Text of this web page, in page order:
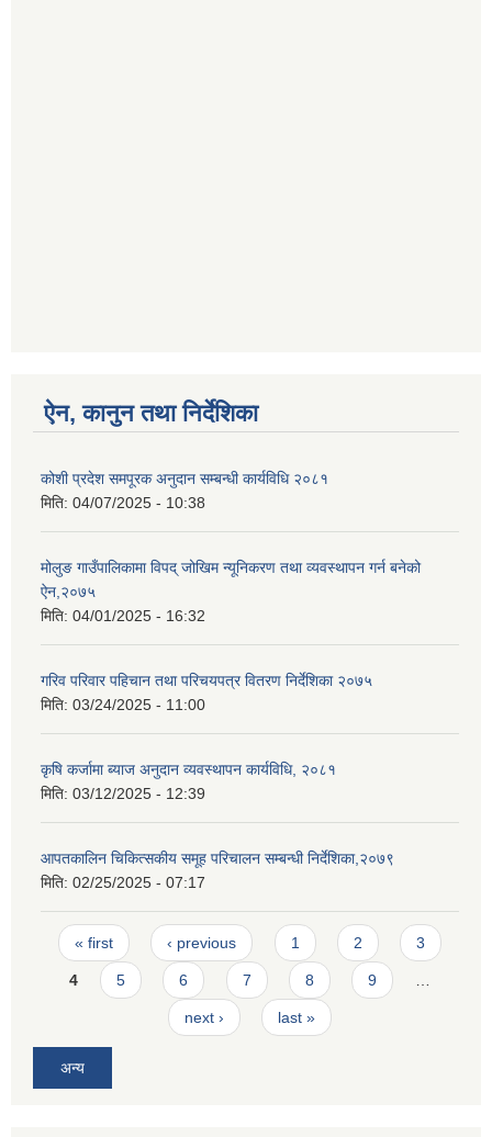
ऐन, कानुन तथा निर्देशिका
कोशी प्रदेश समपूरक अनुदान सम्बन्धी कार्यविधि २०८१
मिति: 04/07/2025 - 10:38
मोलुङ गाउँपालिकामा विपद् जोखिम न्यूनिकरण तथा व्यवस्थापन गर्न बनेको
ऐन,२०७५
मिति: 04/01/2025 - 16:32
गरिव परिवार पहिचान तथा परिचयपत्र वितरण निर्देशिका २०७५
मिति: 03/24/2025 - 11:00
कृषि कर्जामा ब्याज अनुदान व्यवस्थापन कार्यविधि, २०८१
मिति: 03/12/2025 - 12:39
आपतकालिन चिकित्सकीय समूह परिचालन सम्बन्धी निर्देशिका,२०७९
मिति: 02/25/2025 - 07:17
Pages
« first ‹ previous 1 2 3
4 5 6 7 8 9
next › last »
अन्य